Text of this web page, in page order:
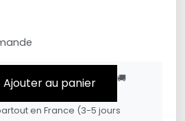
Ajouter au panier 🚚
en France (3-5 jours